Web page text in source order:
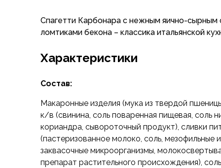
Беговые и спортивные
Пончо и дождевики
Куртки с синтетическим утеплителем
Брюки
Брюки софтшелл и ветрозащита
Брюки с синтетическим утеплителем
Флисовые брюки
Беговые и спортивные
Шорты
Термобелье
Спагетти Карбонара с нежным яично-сырным
ломтиками бекона – классика итальянской
Характеристики
Состав:
Макаронные изделия (мука из твердой
к/в (свинина, соль поваренная пищевая, соль
кориандра, сывороточный продукт), сливки
(пастеризованное молоко, соль, мезофильные
заквасочные микроорганизмы,
препарат растительного происхождения),